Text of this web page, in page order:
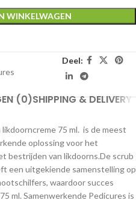
WINKELWAGEN
Deel:
(0)SHIPPING & DELIVERY
75 ml. is de meest
oplossing voor het
bestrijden van likdoorns.De scrub
een uitgekiende samenstelling op
waardoor succes
ml. Samenwerkende Pedicures is